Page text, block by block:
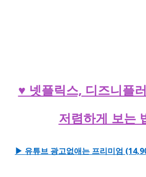
♥ 넷플릭스, 디즈니플
저렴하게 보는
▶ 유튜브 광고없애는 프리미엄